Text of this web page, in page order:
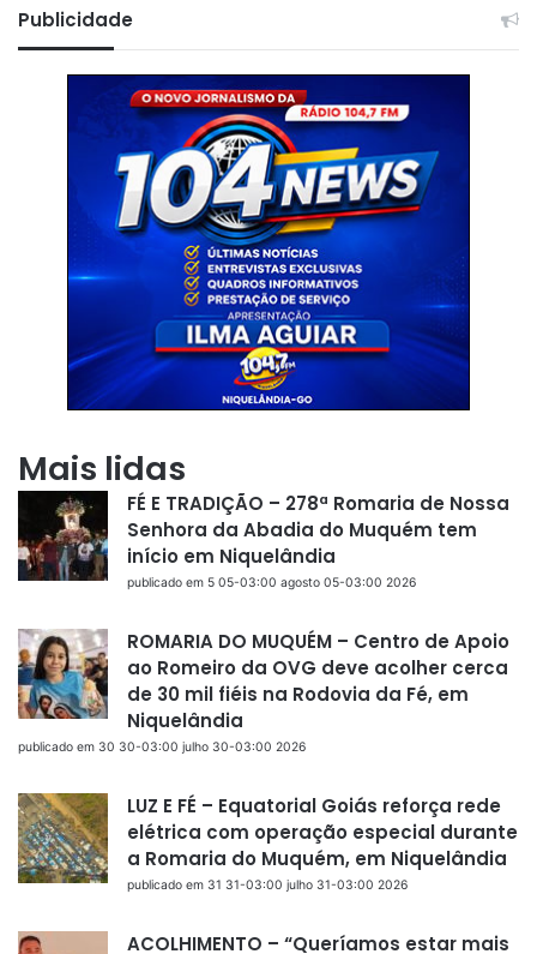
Publicidade
Mais lidas
FÉ E TRADIÇÃO – 278ª Romaria de Nossa
Senhora da Abadia do Muquém tem
início em Niquelândia
publicado em 5 05-03:00 agosto 05-03:00 2026
ROMARIA DO MUQUÉM – Centro de Apoio
ao Romeiro da OVG deve acolher cerca
de 30 mil fiéis na Rodovia da Fé, em
Niquelândia
publicado em 30 30-03:00 julho 30-03:00 2026
LUZ E FÉ – Equatorial Goiás reforça rede
elétrica com operação especial durante
a Romaria do Muquém, em Niquelândia
publicado em 31 31-03:00 julho 31-03:00 2026
ACOLHIMENTO – “Queríamos estar mais